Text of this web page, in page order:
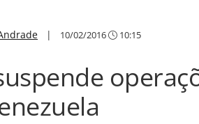
| 10/02/2016 10:15